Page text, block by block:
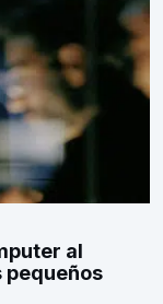
al
pequeños